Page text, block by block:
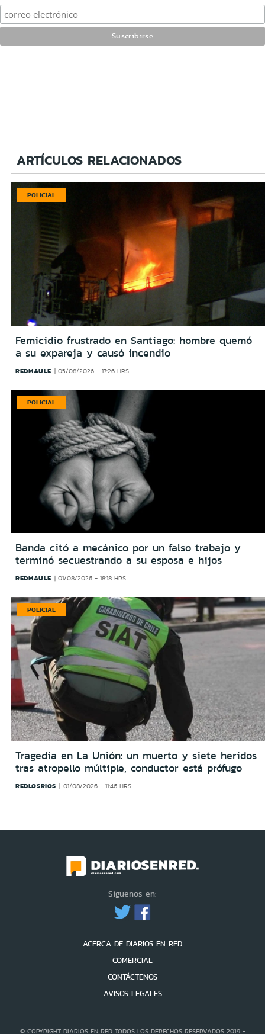
ARTÍCULOS RELACIONADOS
POLICIAL
Femicidio frustrado en Santiago: hombre quemó
a su expareja y causó incendio
REDMAULE 05/08/2026 - 17:26 HRS
POLICIAL
Banda citó a mecánico por un falso trabajo y
terminó secuestrando a su esposa e hijos
REDMAULE 01/08/2026 - 18:18 HRS
POLICIAL
Tragedia en La Unión: un muerto y siete heridos
tras atropello múltiple, conductor está prófugo
REDLOSRIOS 01/08/2026 - 11:46 HRS
Síguenos en:
ACERCA DE DIARIOS EN RED
COMERCIAL
CONTÁCTENOS
AVISOS LEGALES
© COPYRIGHT DIARIOS EN RED TODOS LOS DERECHOS RESERVADOS 2019 -